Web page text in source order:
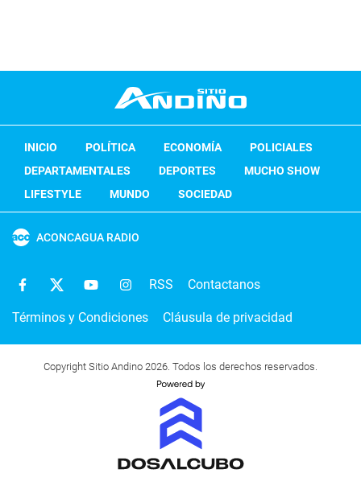
INICIO POLÍTICA ECONOMÍA
POLICIALES
DEPARTAMENTALES
DEPORTES
MUCHO SHOW
LIFESTYLE
MUNDO SOCIEDAD
ACONCAGUA RADIO
RSS Contactanos
Términos y Condiciones Cláusula de privacidad
Copyright Sitio Andino 2026. Todos los derechos reservados.